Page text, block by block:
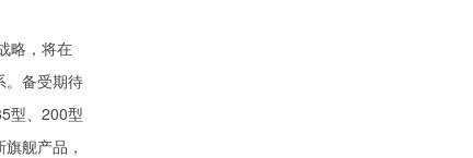
略，将在
。备受期待
型、200型
舰产品，